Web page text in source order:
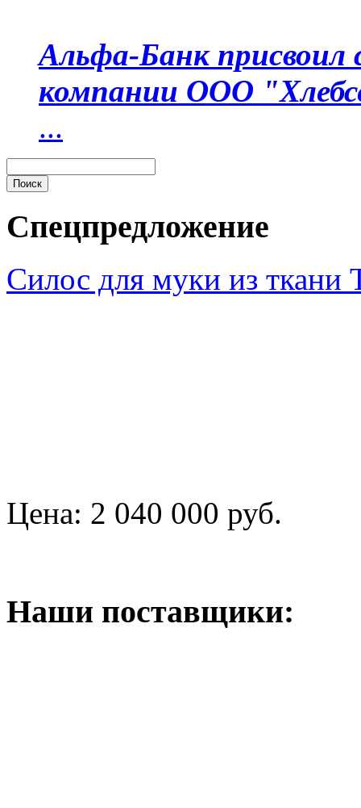
Альфа-Банк присвоил
компании ООО
...
Спецпредложение
Силос для муки из ткани
Цена: 2 040 000 руб.
Наши поставщики: